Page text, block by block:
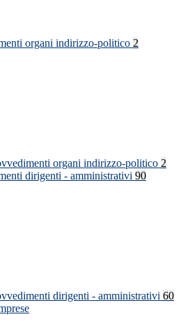
organi indirizzo-politico 2
organi indirizzo-politico 2
dirigenti - amministrativi 90
dirigenti - amministrativi 60